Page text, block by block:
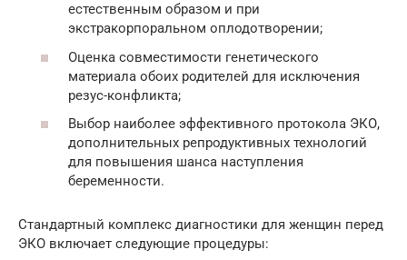
естественным образом и при
экстракорпоральном оплодотворении;
Оценка совместимости генетического
материала обоих родителей для исключения
резус-конфликта;
Выбор наиболее эффективного протокола ЭКО,
дополнительных репродуктивных технологий
для повышения шанса наступления
беременности.
Стандартный комплекс диагностики для женщин перед
ЭКО включает следующие процедуры: